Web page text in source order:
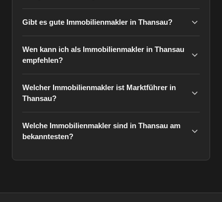
Gibt es gute Immobilienmakler in Thansau?
Wen kann ich als Immobilienmakler in Thansau
empfehlen?
Welcher Immobilienmakler ist Marktführer in
Thansau?
Welche Immobilienmakler sind in Thansau am
bekanntesten?